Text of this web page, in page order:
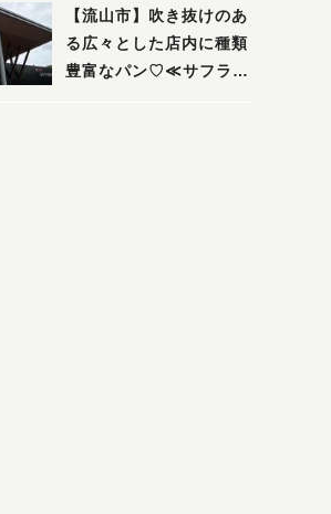
【流山市】吹き抜けのあ
る広々とした店内に種類
豊富なパン♡≪サフラン